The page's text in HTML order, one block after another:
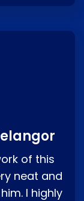
of this
neat and
I highly